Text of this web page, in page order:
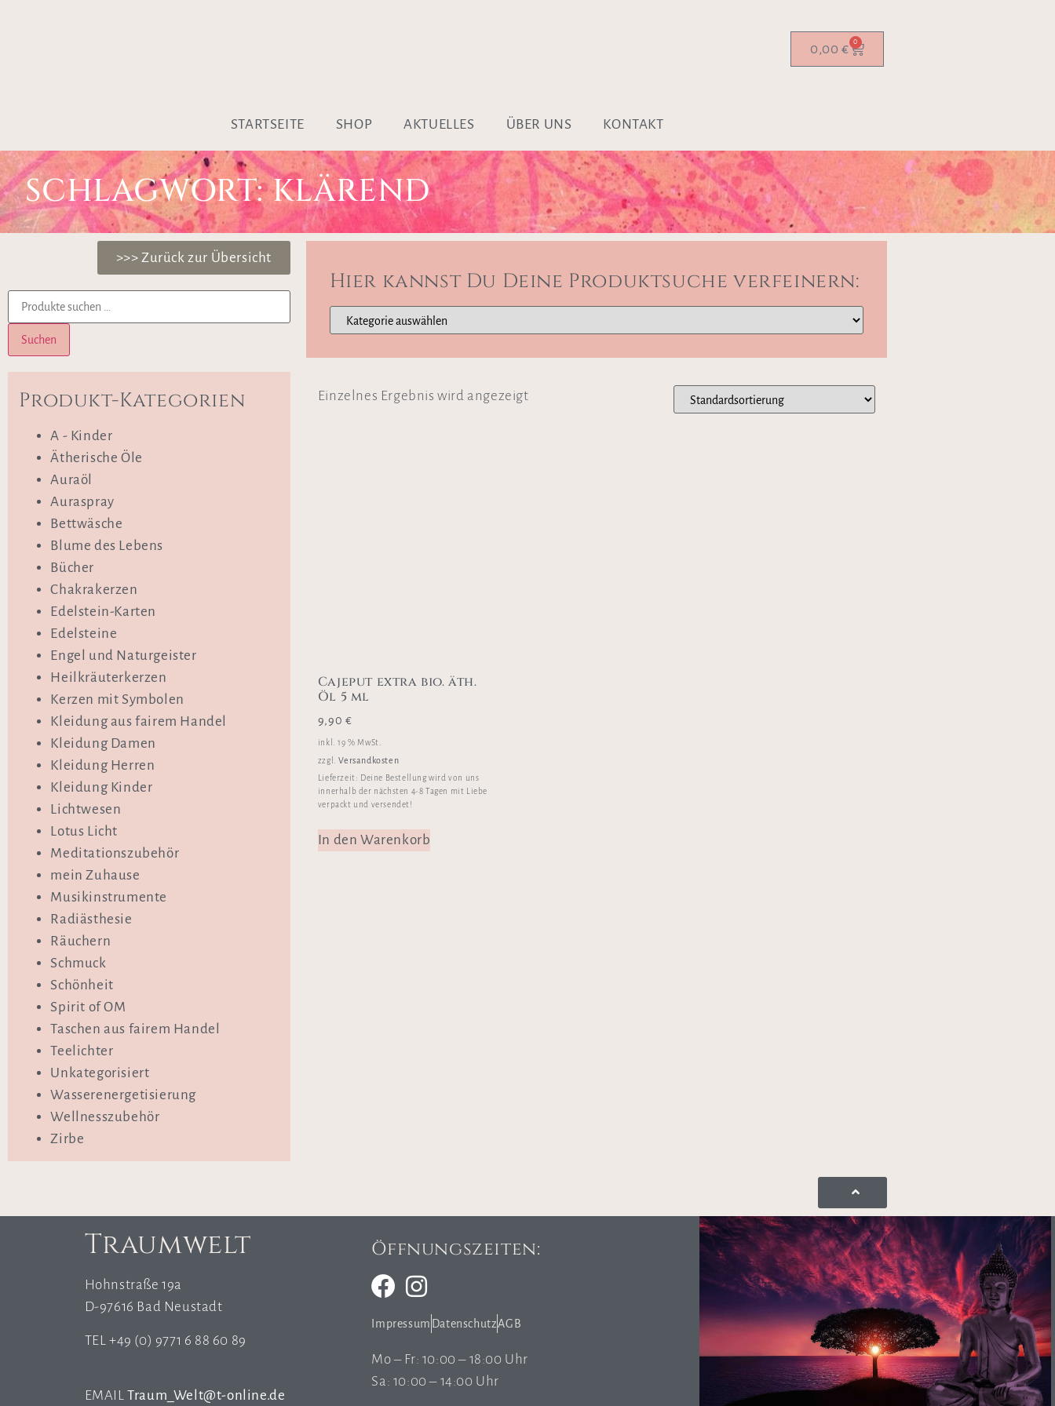
0,00 € 0
STARTSEITE SHOP AKTUELLES ÜBER UNS KONTAKT
SCHLAGWORT: KLÄREND
>>> Zurück zur Übersicht
Suchen
Produkt-Kategorien
A - Kinder
Ätherische Öle
Auraöl
Auraspray
Bettwäsche
Blume des Lebens
Bücher
Chakrakerzen
Edelstein-Karten
Edelsteine
Engel und Naturgeister
Heilkräuterkerzen
Kerzen mit Symbolen
Kleidung aus fairem Handel
Kleidung Damen
Kleidung Herren
Kleidung Kinder
Lichtwesen
Lotus Licht
Meditationszubehör
mein Zuhause
Musikinstrumente
Radiästhesie
Räuchern
Schmuck
Schönheit
Spirit of OM
Taschen aus fairem Handel
Teelichter
Unkategorisiert
Wasserenergetisierung
Wellnesszubehör
Zirbe
Hier kannst Du Deine Produktsuche verfeinern:
Einzelnes Ergebnis wird angezeigt
Cajeput extra bio. äth.
Öl 5 ml
9,90 €
inkl. 19 % MwSt.
zzgl.Versandkosten
Lieferzeit: Deine Bestellung wird von uns
innerhalb der nächsten 4-8 Tagen mit Liebe
verpackt und versendet!
In den Warenkorb
Traumwelt
Hohnstraße 19a
D-97616 Bad Neustadt
TEL +49 (0) 9771 6 88 60 89
EMAILTraum_Welt@t-online.de
Öffnungszeiten:
Impressum DatenschutzAGB
Mo – Fr: 10:00 – 18:00 Uhr
Sa: 10:00 – 14:00 Uhr